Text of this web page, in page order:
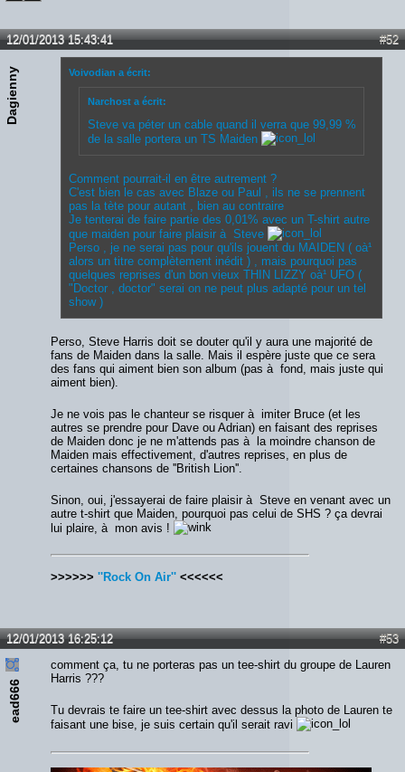
#52
12/01/2013 15:43:41
Dagienny Voivodian a écrit:
Narchost a écrit:
Steve va péter un cable quand il verra que 99,99 %
de la salle portera un TS Maiden
Comment pourrait-il en être autrement ?
C'est bien le cas avec Blaze ou Paul , ils ne se prennent
pas la tète pour autant , bien au contraire
Je tenterai de faire partie des 0,01% avec un T-shirt autre
que maiden pour faire plaisir à Steve
Perso , je ne serai pas pour qu'ils jouent du MAIDEN ( oà¹
alors un titre complètement inédit ) , mais pourquoi pas
quelques reprises d'un bon vieux THIN LIZZY oà¹ UFO (
"Doctor , doctor" serai on ne peut plus adapté pour un tel
show )
Perso, Steve Harris doit se douter qu'il y aura une majorité de
fans de Maiden dans la salle. Mais il espère juste que ce sera
des fans qui aiment bien son album (pas à fond, mais juste qui
aiment bien).
Je ne vois pas le chanteur se risquer à imiter Bruce (et les
autres se prendre pour Dave ou Adrian) en faisant des reprises
de Maiden donc je ne m'attends pas à la moindre chanson de
Maiden mais effectivement, d'autres reprises, en plus de
certaines chansons de ''British Lion''.
Sinon, oui, j'essayerai de faire plaisir à Steve en venant avec un
autre t-shirt que Maiden, pourquoi pas celui de SHS ? ça devrai
lui plaire, à mon avis !
>>>>>> ''Rock On Air'' <<<<<<
#53
12/01/2013 16:25:12
ead666
comment ça, tu ne porteras pas un tee-shirt du groupe de Lauren
Harris ???
Tu devrais te faire un tee-shirt avec dessus la photo de Lauren te
faisant une bise, je suis certain qu'il serait ravi